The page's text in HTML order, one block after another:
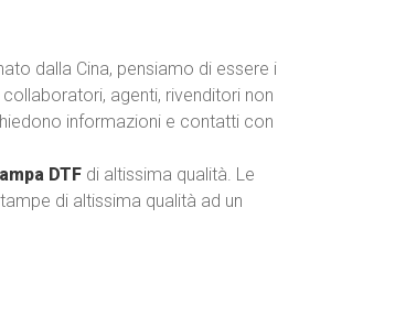
dalla Cina, pensiamo di essere i
agenti, rivenditori non
informazioni e contatti con
DTF di altissima qualità. Le
di altissima qualità ad un